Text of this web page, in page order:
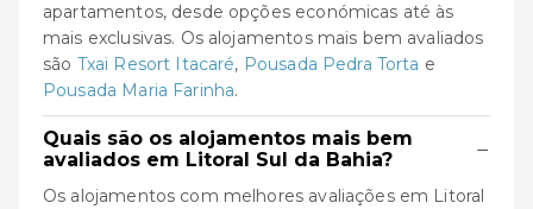
apartamentos, desde opções económicas até às
mais exclusivas. Os alojamentos mais bem avaliados
são Txai Resort Itacaré, Pousada Pedra Torta e
Pousada Maria Farinha.
Quais são os alojamentos mais bem
avaliados em Litoral Sul da Bahia?
−
Os alojamentos com melhores avaliações em Litoral